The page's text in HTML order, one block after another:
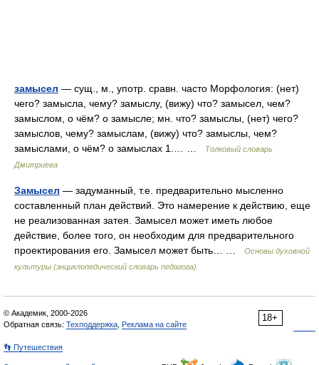
замысел — сущ., м., употр. сравн. часто Морфология: (нет)
чего? замысла, чему? замыслу, (вижу) что? замысел, чем?
замыслом, о чём? о замысле; мн. что? замыслы, (нет) чего?
замыслов, чему? замыслам, (вижу) что? замыслы, чем?
замыслами, о чём? о замыслах 1.… …
Толковый словарь
Дмитриева
Замысел — задуманный, т.е. предварительно мысленно
составленный план действий. Это намерение к действию, еще
не реализованная затея. Замысел может иметь любое
действие, более того, он необходим для предварительного
проектирования его. Замысел может быть… …
Основы духовной
культуры (энциклопедический словарь педагога)
18+
© Академик, 2000-2026
Обратная связь: Техподдержка Реклама на сайте
👣 Путешествия